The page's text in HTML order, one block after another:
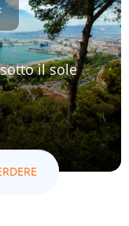
il sole